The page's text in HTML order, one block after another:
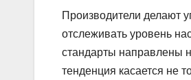
Производители делают
отслеживать уровень
стандарты направлены
тенденция касается не